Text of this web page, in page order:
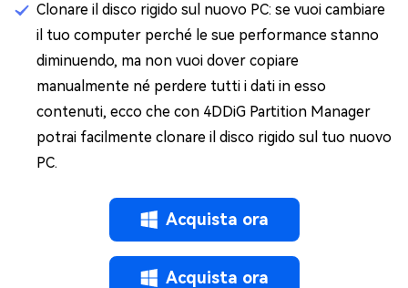
Clonare il disco rigido sul nuovo PC: se vuoi cambiare
il tuo computer perché le sue performance stanno
diminuendo, ma non vuoi dover copiare
manualmente né perdere tutti i dati in esso
contenuti, ecco che con 4DDiG Partition Manager
potrai facilmente clonare il disco rigido sul tuo nuovo
PC.
Acquista ora
Acquista ora